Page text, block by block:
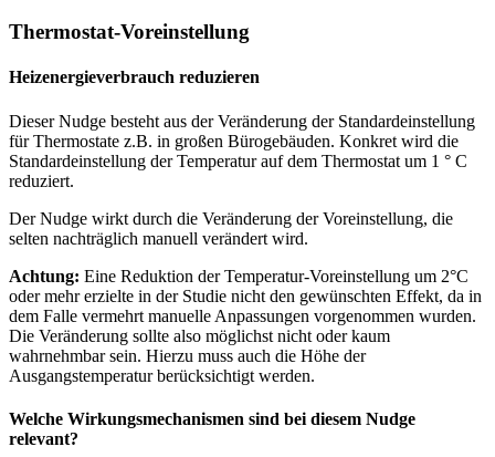
Thermostat-Voreinstellung
Heizenergieverbrauch reduzieren
Dieser Nudge besteht aus der Veränderung der Standardeinstellung
für Thermostate z.B. in großen Bürogebäuden. Konkret wird die
Standardeinstellung der Temperatur auf dem Thermostat um 1 ° C
reduziert.
Der Nudge wirkt durch die Veränderung der Voreinstellung, die
selten nachträglich manuell verändert wird.
Achtung: Eine Reduktion der Temperatur-Voreinstellung um 2°C
oder mehr erzielte in der Studie nicht den gewünschten Effekt, da in
dem Falle vermehrt manuelle Anpassungen vorgenommen wurden.
Die Veränderung sollte also möglichst nicht oder kaum
wahrnehmbar sein. Hierzu muss auch die Höhe der
Ausgangstemperatur berücksichtigt werden.
Welche Wirkungsmechanismen sind bei diesem Nudge
relevant?